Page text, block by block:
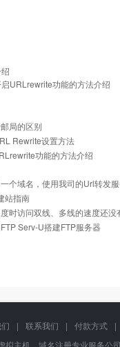
URLrewrite功能的方法介绍
局的区别
Rewrite设置方法
功能的方法介绍
个域名，使用我司的Url转发
站指南
时访问双线、多线的速度还没
Serv-U搭建FTP服务器
| 联系我们 | 付款方式 |
主机、域名注册专业服务公